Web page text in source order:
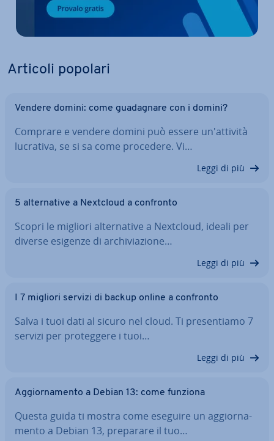
Articoli popolari
Vendere domini: come gua­da­gna­re con i domini?
Comprare e vendere domini può essere un'at­ti­vi­tà
lucrativa, se si sa come procedere. Vi…
Leggi di più
5 al­ter­na­ti­ve a Nextcloud a confronto
Scopri le migliori al­ter­na­ti­ve a Nextcloud, ideali per
diverse esigenze di ar­chi­via­zio­ne…
Leggi di più
I 7 migliori servizi di backup online a confronto
Salva i tuoi dati al sicuro nel cloud. Ti pre­sen­tia­mo 7
servizi per pro­teg­ge­re i tuoi…
Leggi di più
Ag­gior­na­men­to a Debian 13: come funziona
Questa guida ti mostra come eseguire un ag­gior­na­
men­to a Debian 13, preparare il tuo…